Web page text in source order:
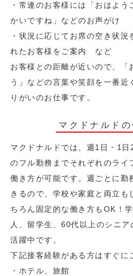
・常連のお客様には「おはよう
かいですね」などのお声がけ
・状況に応じてお席の空き状況
れたお客様をご案内 など
お客様との距離が近いので、「
う」などの言葉や笑顔を一番近
りがいのお仕事です。
マクドナルド
マクドナルドでは、週1日・1日
のフル勤務までそれぞれのライ
働き方が可能です。週ごとに勤
きるので、学校や家庭と両立も
ちろん固定的な働き方もOK！
人、留学生、60代以上のシニ
活躍中です。
下記接客経験がある方はすぐに
・ホテル、旅館